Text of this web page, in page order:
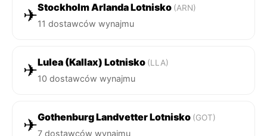
✈Stockholm Arlanda Lotnisko (ARN)
11 dostawców wynajmu
✈Lulea (Kallax) Lotnisko (LLA)
10 dostawców wynajmu
✈Gothenburg Landvetter Lotnisko (GOT)
7 dostawców wynajmu